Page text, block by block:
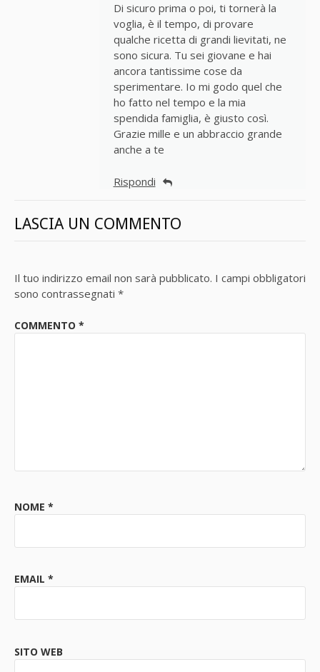
Di sicuro prima o poi, ti tornerà la
voglia, è il tempo, di provare
qualche ricetta di grandi lievitati, ne
sono sicura. Tu sei giovane e hai
ancora tantissime cose da
sperimentare. Io mi godo quel che
ho fatto nel tempo e la mia
spendida famiglia, è giusto così.
Grazie mille e un abbraccio grande
anche a te
Rispondi
LASCIA UN COMMENTO
Il tuo indirizzo email non sarà pubblicato. I campi obbligatori
sono contrassegnati *
COMMENTO *
NOME *
EMAIL *
SITO WEB